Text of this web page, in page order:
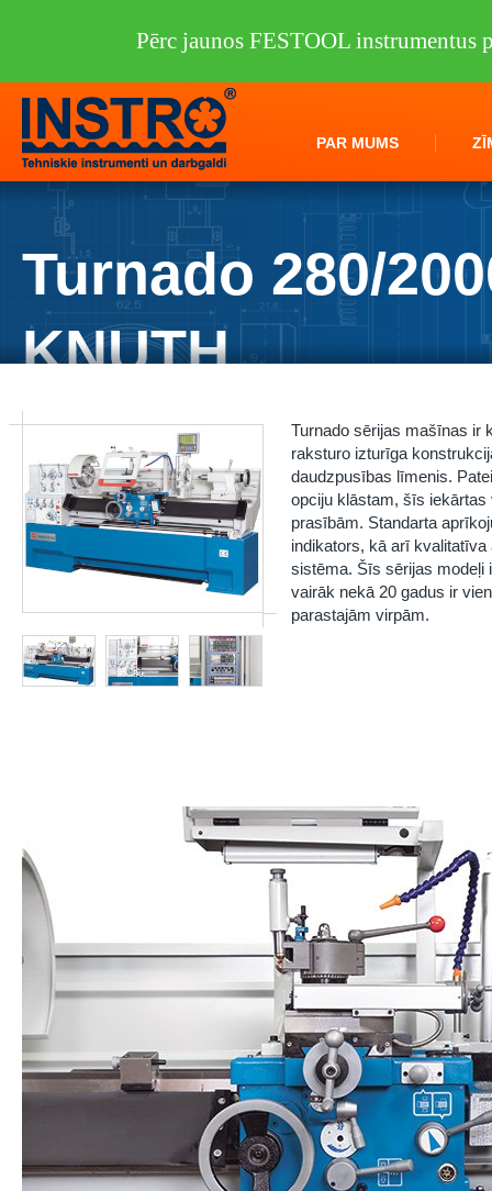
PAR MUMS
Turnado 280/
KNUTH
Turnado sērijas mašīnas ir
raksturo izturīga
daudzpusības līmenis.
opciju klāstam, šīs
prasībām. Standarta
indikators, kā arī
sistēma. Šīs sērijas modeļi
vairāk nekā 20 gadus ir
parastajām virpām.
Pērc jaunos FESTOOL instrumentus